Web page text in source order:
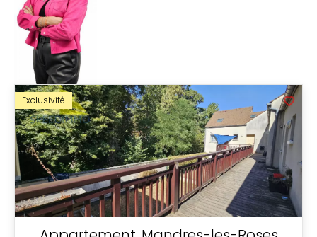
Exclusivité